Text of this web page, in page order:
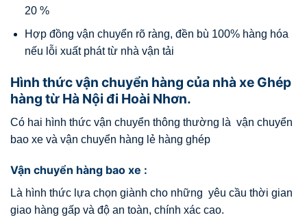
20 %
Hợp đồng vận chuyển rõ ràng, đền bù 100% hàng hóa
nếu lỗi xuất phát từ nhà vận tải
Hình thức vận chuyển hàng của nhà xe Ghép
hàng từ Hà Nội đi Hoài Nhơn.
Có hai hình thức vận chuyển thông thường là vận chuyển
bao xe và vận chuyển hàng lẻ hàng ghép
Vận chuyển hàng bao xe :
Là hình thức lựa chọn giành cho những yêu cầu thời gian
giao hàng gấp và độ an toàn, chính xác cao.